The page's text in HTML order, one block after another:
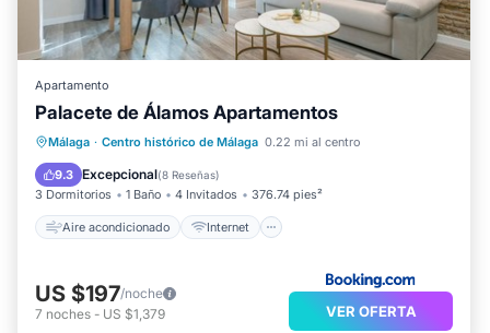
Apartamento
Palacete de Álamos Apartamentos
Málaga · Centro histórico de Málaga 0.22 mi al centro
9.3 Excepcional(8 Reseñas)
3 Dormitorios 1 Baño 4 Invitados 376.74 pies²
Aire acondicionado Internet
Aire acondicionado
Internet
Apto para niños
US $197/noche
7 noches - US $1,379 VER OFERTA